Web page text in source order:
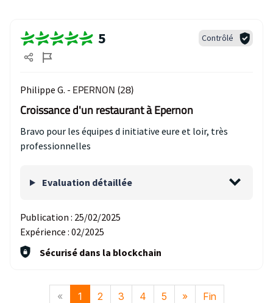
5 Contrôlé
Philippe G. - EPERNON (28)
Croissance d'un restaurant à Epernon
Bravo pour les équipes d initiative eure et loir, très
professionnelles
Evaluation détaillée
Publication : 25/02/2025
Expérience : 02/2025
Sécurisé dans la blockchain
« 1 2 3 4 5 » Fin